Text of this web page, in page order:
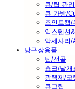
큐/팁 관
큐 가방/
조인트캡/
익스텐션
악세사리
당구장용품
팁/선골
쵸크/낱개
광택제/코
큐그립